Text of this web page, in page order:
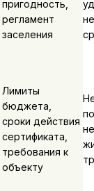
пригодность,
регламент
заселения
Лимиты
бюджета,
сроки действия
сертификата,
требования к
объекту